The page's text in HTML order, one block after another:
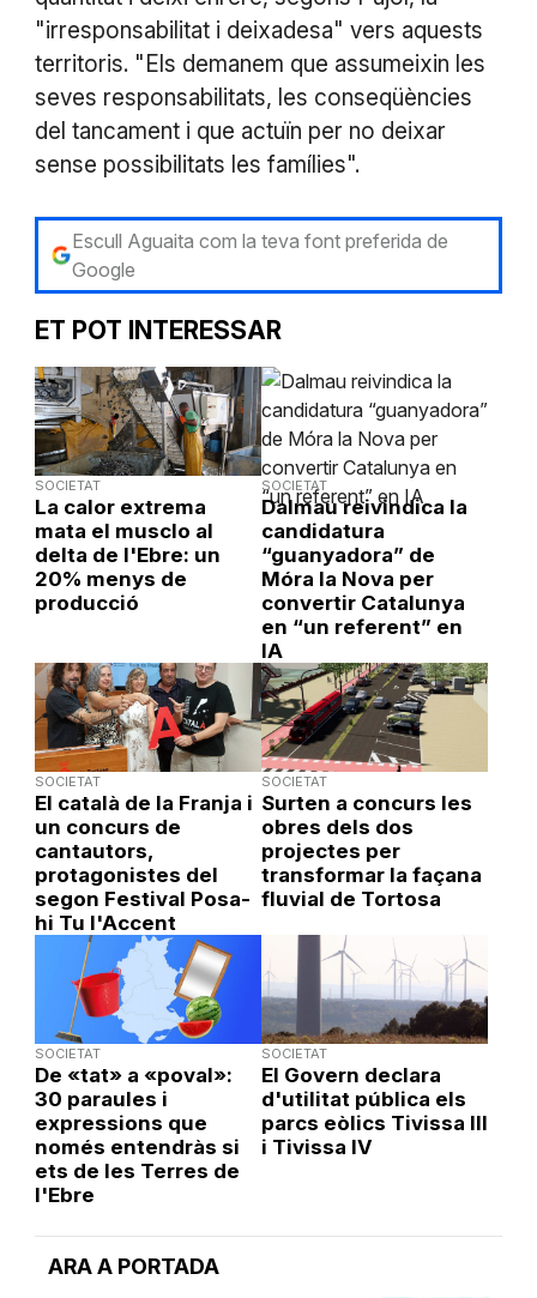
ARA A PORTADA
"irresponsabilitat i deixadesa" vers aquests
territoris. "Els demanem que assumeixin les
seves responsabilitats, les conseqüències
del tancament i que actuïn per no deixar
sense possibilitats les famílies".
Escull Aguaita com la teva font preferida de
Google
ET POT INTERESSAR
SOCIETAT
La calor extrema
mata el musclo al
delta de l'Ebre: un
20% menys de
producció
SOCIETAT
Dalmau reivindica la
candidatura
“guanyadora” de
Móra la Nova per
convertir Catalunya
en “un referent” en
IA
SOCIETAT
El català de la Franja i
un concurs de
cantautors,
protagonistes del
segon Festival Posa-
hi Tu l'Accent
SOCIETAT
Surten a concurs les
obres dels dos
projectes per
transformar la façana
fluvial de Tortosa
SOCIETAT
De «tat» a «poval»:
30 paraules i
expressions que
només entendràs si
ets de les Terres de
l'Ebre
SOCIETAT
El Govern declara
d'utilitat pública els
parcs eòlics Tivissa III
i Tivissa IV